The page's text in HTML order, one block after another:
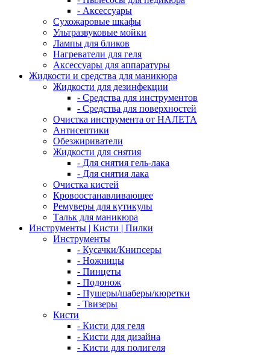
- Аксессуары
Сухожаровые шкафы
Ультразвуковые мойки
Лампы для бликов
Нагреватели для геля
Аксессуары для аппаратуры
Жидкости и средства для маникюра
Жидкости для дезинфекции
- Средства для инструментов
- Средства для поверхностей
Очистка инструмента от НАЛЕТА
Антисептики
Обезжириватели
Жидкости для снятия
- Для снятия гель-лака
- Для снятия лака
Очистка кистей
Кровоостанавливающее
Ремуверы для кутикулы
Тальк для маникюра
Инструменты | Кисти | Пилки
Инструменты
- Кусачки/Книпсеры
- Ножницы
- Пинцеты
- Подонож
- Пушеры/шаберы/кюретки
- Твизеры
Кисти
- Кисти для геля
- Кисти для дизайна
- Кисти для полигеля